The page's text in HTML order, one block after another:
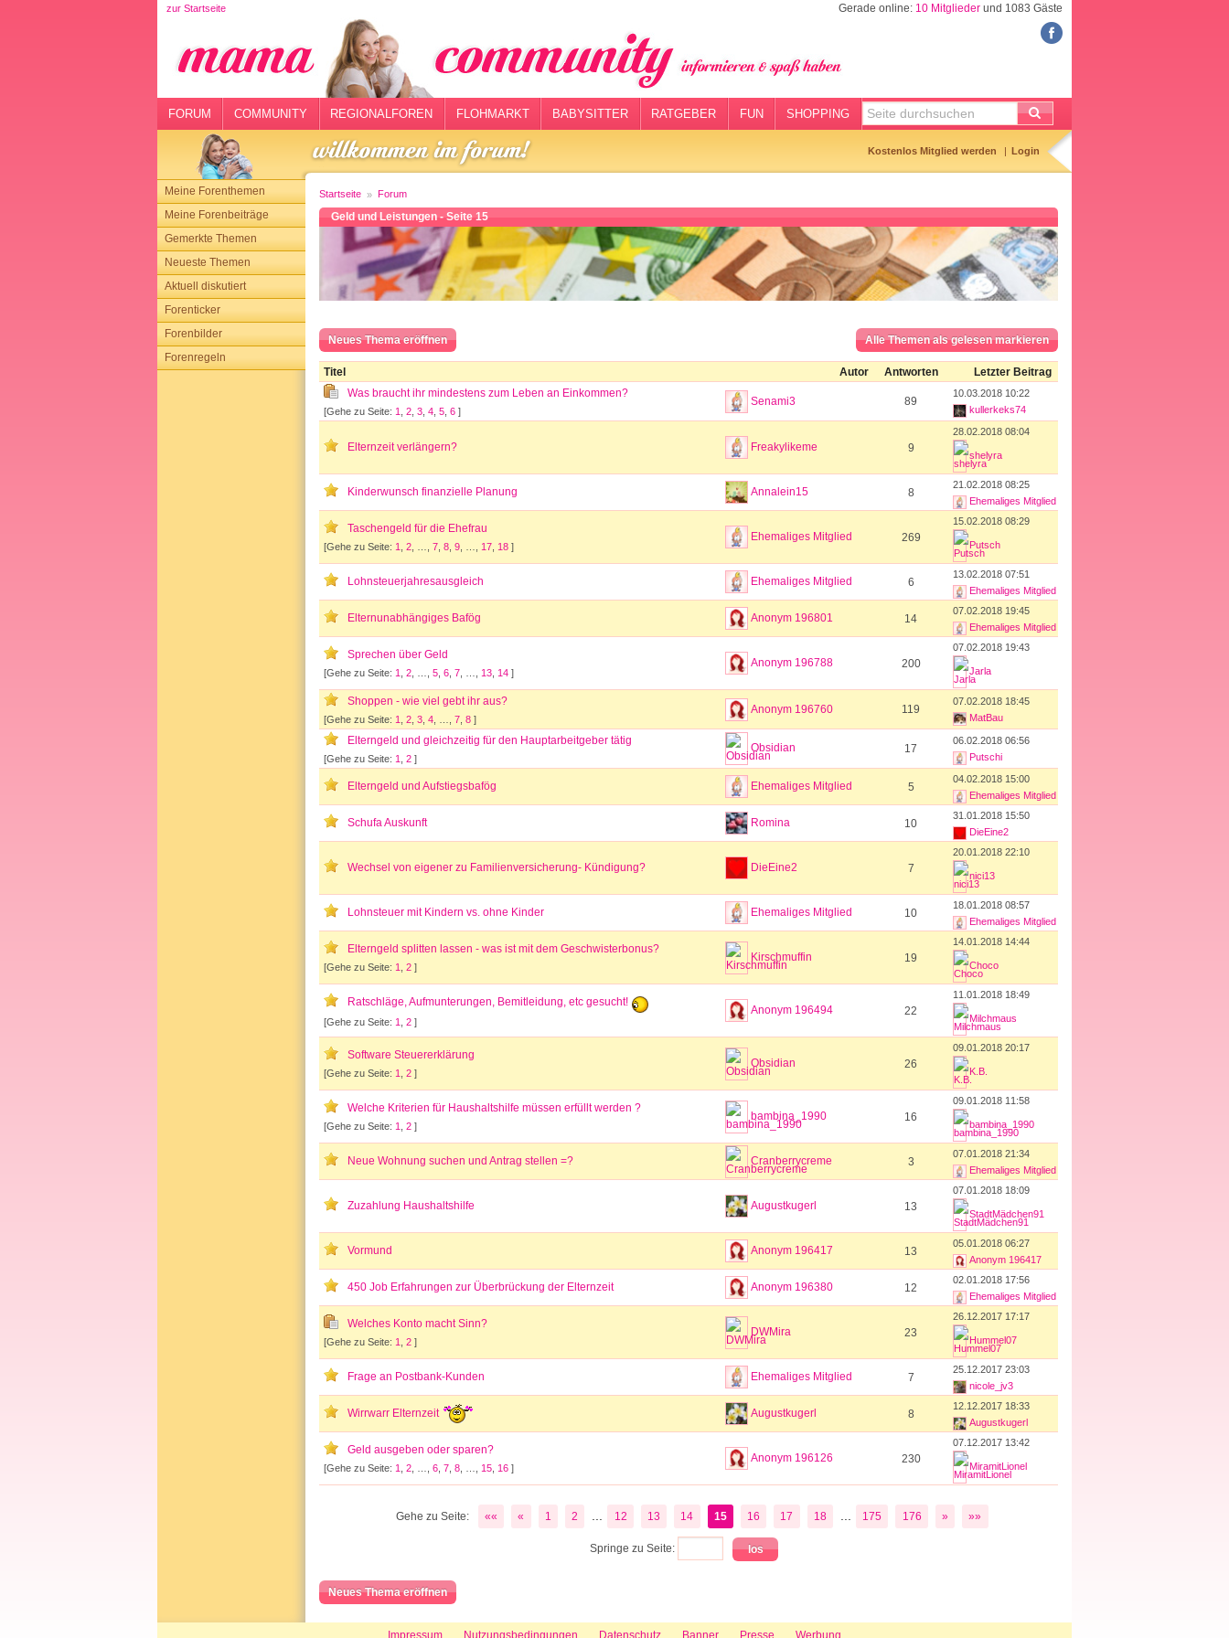
zur Startseite Gerade online: 10 Mitglieder und 1083 Gäste
FORUM COMMUNITY REGIONALFOREN FLOHMARKT BABYSITTER RATGEBER FUN SHOPPING
Kostenlos Mitglied werden Login
Meine Forenthemen
Meine Forenbeiträge
Gemerkte Themen
Neueste Themen
Aktuell diskutiert
Forenticker
Forenbilder
Forenregeln
Startseite Forum
Geld und Leistungen - Seite 15
Neues Thema eröffnen Alle Themen als gelesen markieren
Titel Autor Antworten
Letzter Beitrag
Was braucht ihr mindestens zum Leben an Einkommen?
[Gehe zu Seite: 1 2 3 4 5 6 ]
Senami3 89
10.03.2018 10:22
kullerkeks74
Elternzeit verlängern? Freakylikeme 9
28.02.2018 08:04
shelyra
Kinderwunsch finanzielle Planung Annalein15 8
21.02.2018 08:25
Ehemaliges Mitglied
Taschengeld für die Ehefrau
[Gehe zu Seite: 1 2 7 8 9 17 18 ]
Ehemaliges Mitglied 269
15.02.2018 08:29
Putsch
Lohnsteuerjahresausgleich Ehemaliges Mitglied 6
13.02.2018 07:51
Ehemaliges Mitglied
Elternunabhängiges Bafög Anonym 196801 14
07.02.2018 19:45
Ehemaliges Mitglied
Sprechen über Geld
[Gehe zu Seite: 1 2 5 6 7 13 14 ]
Anonym 196788 200
07.02.2018 19:43
Jarla
Shoppen - wie viel gebt ihr aus?
[Gehe zu Seite: 1 2 3 4 7 8 ]
Anonym 196760 119
07.02.2018 18:45
MatBau
Elterngeld und gleichzeitig für den Hauptarbeitgeber tätig
[Gehe zu Seite: 1 2 ]
Obsidian 17
06.02.2018 06:56
Putschi
Elterngeld und Aufstiegsbafög Ehemaliges Mitglied 5
04.02.2018 15:00
Ehemaliges Mitglied
Schufa Auskunft Romina 10
31.01.2018 15:50
DieEine2
Wechsel von eigener zu Familienversicherung- Kündigung? DieEine2 7
20.01.2018 22:10
nici13
Lohnsteuer mit Kindern vs. ohne Kinder Ehemaliges Mitglied 10
18.01.2018 08:57
Ehemaliges Mitglied
Elterngeld splitten lassen - was ist mit dem Geschwisterbonus?
[Gehe zu Seite: 1 2 ]
Kirschmuffin 19
14.01.2018 14:44
Choco
Ratschläge, Aufmunterungen, Bemitleidung, etc gesucht!
[Gehe zu Seite: 1 2 ]
Anonym 196494 22
11.01.2018 18:49
Milchmaus
Software Steuererklärung
[Gehe zu Seite: 1 2 ]
Obsidian 26
09.01.2018 20:17
K.B.
Welche Kriterien für Haushaltshilfe müssen erfüllt werden ?
[Gehe zu Seite: 1 2 ]
bambina_1990 16
09.01.2018 11:58
bambina_1990
Neue Wohnung suchen und Antrag stellen =? Cranberrycreme 3
07.01.2018 21:34
Ehemaliges Mitglied
Zuzahlung Haushaltshilfe Augustkugerl 13
07.01.2018 18:09
StadtMädchen91
Vormund Anonym 196417 13
05.01.2018 06:27
Anonym 196417
450 Job Erfahrungen zur Überbrückung der Elternzeit Anonym 196380 12
02.01.2018 17:56
Ehemaliges Mitglied
Welches Konto macht Sinn?
[Gehe zu Seite: 1 2 ]
DWMira 23
26.12.2017 17:17
Hummel07
Frage an Postbank-Kunden Ehemaliges Mitglied 7
25.12.2017 23:03
nicole_jv3
Wirrwarr Elternzeit Augustkugerl 8
12.12.2017 18:33
Augustkugerl
Geld ausgeben oder sparen?
[Gehe zu Seite: 1 2 6 7 8 15 16 ]
Anonym 196126 230
07.12.2017 13:42
MiramitLionel
Gehe zu Seite: «« « 1 2 12 13 14 15 16 17 18 175 176 » »»
Springe zu Seite:
Neues Thema eröffnen
Impressum Nutzungsbedingungen Datenschutz Banner Presse Werbung